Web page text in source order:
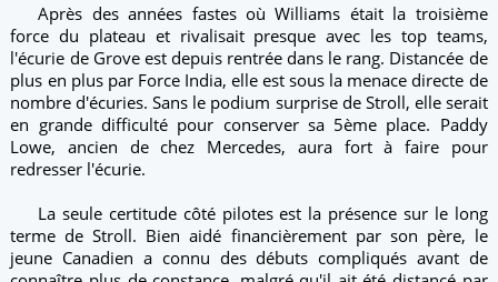
Après des années fastes où Williams était la troisième
force du plateau et rivalisait presque avec les top teams,
l'écurie de Grove est depuis rentrée dans le rang. Distancée de
plus en plus par Force India, elle est sous la menace directe de
nombre d'écuries. Sans le podium surprise de Stroll, elle serait
en grande difficulté pour conserver sa 5ème place. Paddy
Lowe, ancien de chez Mercedes, aura fort à faire pour
redresser l'écurie.
La seule certitude côté pilotes est la présence sur le long
terme de Stroll. Bien aidé financièrement par son père, le
jeune Canadien a connu des débuts compliqués avant de